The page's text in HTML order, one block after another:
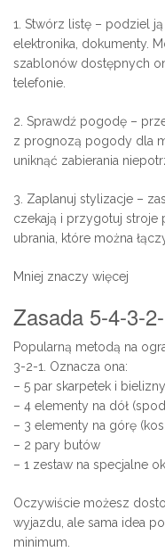
1. Stwórz listę – podziel
elektronika, dokumenty.
szablonów dostępnych
telefonie.
2. Sprawdź pogodę –
z prognozą pogody dla
uniknąć zabierania
3. Zaplanuj stylizacje –
czekają i przygotuj stroje
ubrania, które można
Mniej znaczy więcej
Zasada 5-4-3-
Popularną metodą na
3-2-1. Oznacza ona:
– 5 par skarpetek i bielizny
– 4 elementy na dół
– 3 elementy na górę
– 2 pary butów
– 1 zestaw na specjalne
Oczywiście możesz
wyjazdu, ale sama idea
minimum.